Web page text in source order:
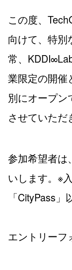
この度、
向けて、特別
常、
業限定の開催
別にオープン
させていただ
参加希望者は
いします。※
「CityPass
エントリーフ